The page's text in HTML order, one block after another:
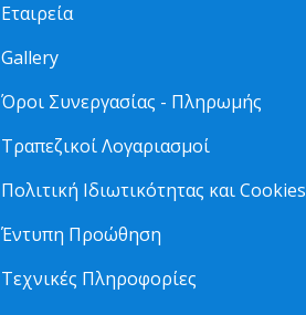
Εταιρεία
Gallery
Όροι Συνεργασίας - Πληρωμής
Τραπεζικοί Λογαριασμοί
Πολιτική Ιδιωτικότητας και Cookies
Έντυπη Προώθηση
Τεχνικές Πληροφορίες